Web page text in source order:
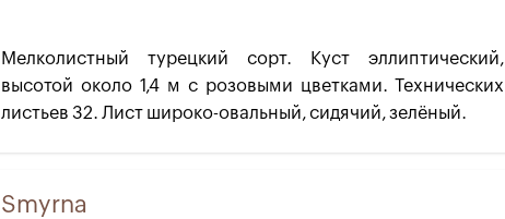
Мелколистный турецкий сорт. Куст эллиптический,
высотой около 1,4 м с розовыми цветками. Технических
листьев 32. Лист широко-овальный, сидячий, зелёный.
Smyrna